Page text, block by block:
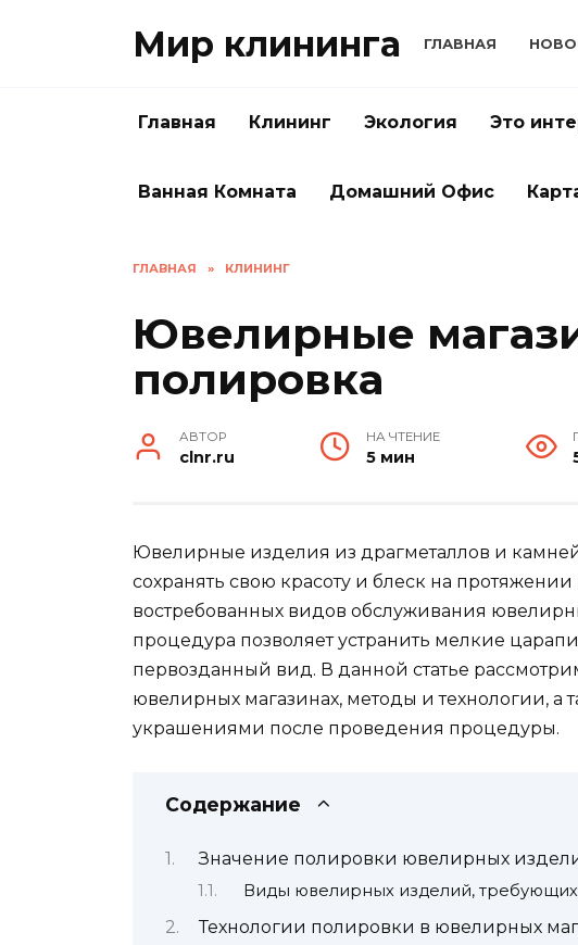
Мир клининга ГЛАВНАЯ
Главная Клининг Экология Это
Ванная Комната Домашний Офис
ГЛАВНАЯ » КЛИНИНГ
Ювелирные
полировка
АВТОР
clnr.ru
НА ЧТЕНИЕ
5 мин
Ювелирные изделия из драгметаллов и
сохранять свою красоту и блеск на
востребованных видов обслуживания
процедура позволяет устранить мелкие
первозданный вид. В данной статье
ювелирных магазинах, методы и технологии, а
украшениями после проведения процедуры.
Содержание
Значение полировки ювелирных
Виды ювелирных изделий,
Технологии полировки в ювелирных